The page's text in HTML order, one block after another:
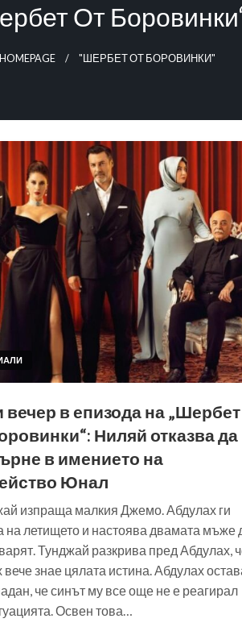
От
HOMEPAGE "ШЕРБЕТ ОТ БОРОВИНКИ"
вечер в епизода на „Шербет
Ниляй отказва да
в имението на
Юнал
изпраща малкия Джемо. Абдулах ги
на летището и настоява двамата мъже
Тунджай разкрива пред Абдулах,
вече знае цялата истина. Абдулах
че синът му все още не е реагирал
Освен това…